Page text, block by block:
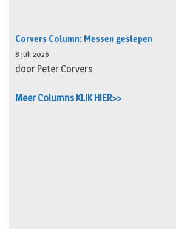
Corvers Column: Messen geslepen
8 juli 2026
door Peter Corvers
Meer Columns KLIK HIER>>